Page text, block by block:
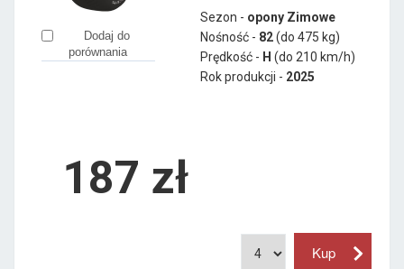
Dodaj do
porównania
Sezon - opony Zimowe
Nośność - 82(do 475 kg)
Prędkość - H (do 210 km/h)
Rok produkcji - 2025
187 zł